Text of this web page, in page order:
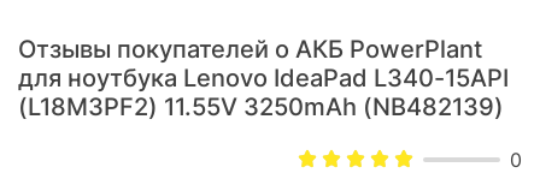
Отзывы покупателей о АКБ PowerPlant
для ноутбука Lenovo IdeaPad L340-15API
(L18M3PF2) 11.55V 3250mAh (NB482139)
0